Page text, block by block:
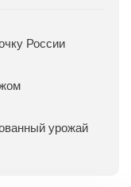
России
урожай